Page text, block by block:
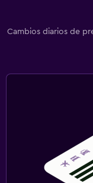
Senderismo
Juegos de mesa/
Botiquín de
Cámaras CCTV en
Cambios diarios de